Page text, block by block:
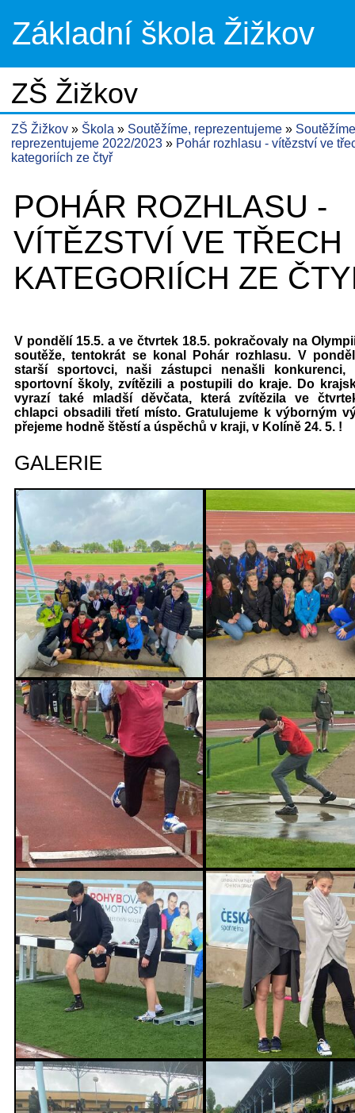
Základní škola Žižkov
ZŠ Žižkov
ZŠ Žižkov Škola Soutěžíme, reprezentujeme
reprezentujeme 2022/2023
Pohár rozhlasu - vítězství ve
kategoriích ze čtyř
POHÁR ROZHLASU -
VÍTĚZSTVÍ VE TŘECH
KATEGORIÍCH ZE
V pondělí 15.5. a ve čtvrtek 18.5. pokračovaly na
soutěže, tentokrát se konal Pohár rozhlasu. V
starší sportovci, naši zástupci nenašli konkurenci,
sportovní školy, zvítězili a postupili do kraje. Do
vyrazí také mladší děvčata, která zvítězila ve
chlapci obsadili třetí místo. Gratulujeme k výborným
přejeme hodně štěstí a úspěchů v kraji, v Kolíně 24. 5.
GALERIE